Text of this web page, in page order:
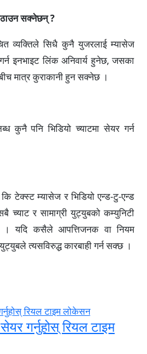
सक्नेछन् ?
व्यक्तिले सिधै कुनै युजरलाई म्यासेज
इनभाइट लिंक अनिवार्य हुनेछ, जसका
मात्र कुराकानी हुन सक्नेछ ।
कुनै पनि भिडियो च्याटमा सेयर गर्न
टेक्स्ट म्यासेज र भिडियो एन्ड-टु-एन्ड
र सामाग्री युट्युबको कम्युनिटी
। यदि कसैले आपत्तिजनक वा नियम
त्यसविरुद्ध कारबाही गर्न सक्छ ।
गर्नुहोस् रियल टाइम